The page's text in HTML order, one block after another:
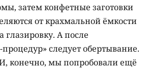
затем конфетные заготовки
от крахмальной ёмкости
глазировку. А после
следует обертывание.
конечно, мы попробовали ещё